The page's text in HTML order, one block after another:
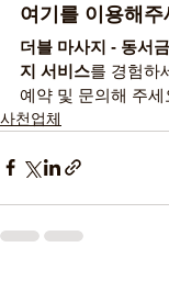
여기를 이용해주
더블 마사지 - 동서
지 서비스를 경험하
예약 및 문의해 주세
사천업체